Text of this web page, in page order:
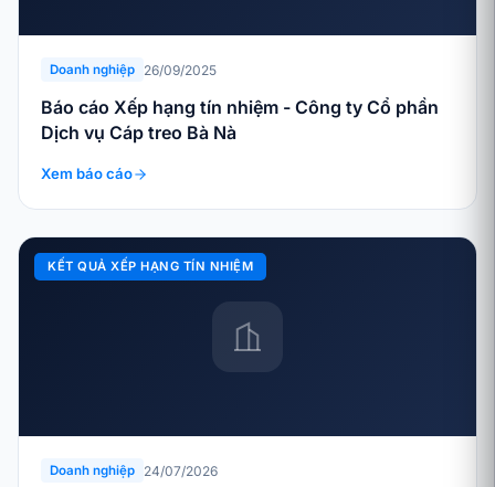
Doanh nghiệp 26/09/2025
Báo cáo Xếp hạng tín nhiệm - Công ty Cổ phần
Dịch vụ Cáp treo Bà Nà
Xem báo cáo
KẾT QUẢ XẾP HẠNG TÍN NHIỆM
Doanh nghiệp 24/07/2026